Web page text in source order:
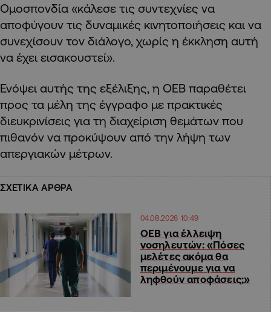
Ομοσπονδία «κάλεσε τις συντεχνίες να
αποφύγουν τις δυναμικές κινητοποιήσεις και να
συνεχίσουν τον διάλογο, χωρίς η έκκληση αυτή
να έχει εισακουστεί».
Ενόψει αυτής της εξέλιξης, η ΟΕΒ παραθέτει
προς τα μέλη της έγγραφο με πρακτικές
διευκρινίσεις για τη διαχείριση θεμάτων που
πιθανόν να προκύψουν από την λήψη των
απεργιακών μέτρων.
ΣΧΕΤΙΚΑ ΑΡΘΡΑ
04.08.2026 10:49
ΟΕΒ για έλλειψη
νοσηλευτών: «Πόσες
μελέτες ακόμα θα
περιμένουμε για να
ληφθούν αποφάσεις;»